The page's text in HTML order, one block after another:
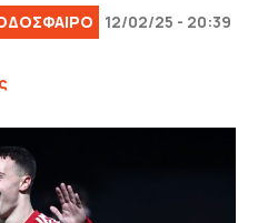
12/02/25 - 20:39